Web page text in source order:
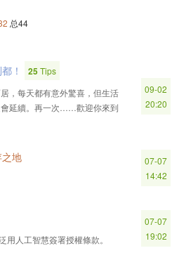
总44
！ 25Tips
，每天都有意外驚喜，但生活
延續。再一次……歡迎你來到
09-02
20:20
地
07-07
14:42
用人工智慧簽署授權條款。
07-07
19:02